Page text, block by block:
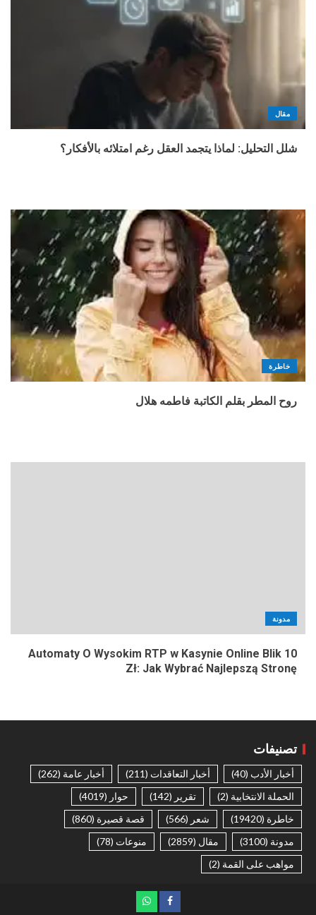
مقال
شلل التحليل: لماذا يتجمد العقل رغم امتلائه بالأفكار؟
خاطرة
روح المطر بقلم الكاتبة فاطمه هلال
مدونة
Automaty O Wysokim RTP w Kasynie Online Blik 10
Zł: Jak Wybrać Najlepszą Stronę
تصنيفات
أخبار الأدب (40) أخبار التعاقدات (211) أخبار عامة (262)
الحملة الانتخابية (2) تقرير (142) حوار (4019)
خاطرة (19420) شعر (566) قصة قصيرة (860)
مدونة (3100) مقال (2859) منوعات (78)
مواهب على القمة (2)